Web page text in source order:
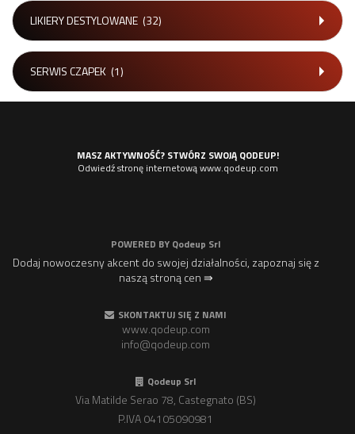
LIKIERY DESTYLOWANE (32)
SERWIS CZAPEK (1)
MASZ AKTYWNOŚĆ? STWÓRZ SWOJĄ QODEUP!
Odwiedź stronę internetową www.qodeup.com
POWERED BY Qodeup Srl
Dodaj nowoczesny akcent do swojej działalności, zapoznaj się z
naszą stroną cen ⇛
SKONTAKTUJ SIĘ Z NAMI
www.qodeup.com
info@qodeup.com
Qodeup Srl
Via Matilde Serao 78, Castegnato (BS)
P.IVA 04105090981